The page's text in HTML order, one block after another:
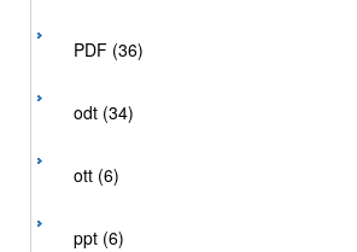
PDF (36)
odt (34)
ott (6)
ppt (6)